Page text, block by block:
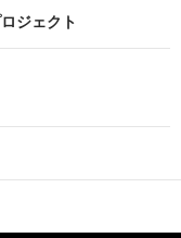
ジェクト